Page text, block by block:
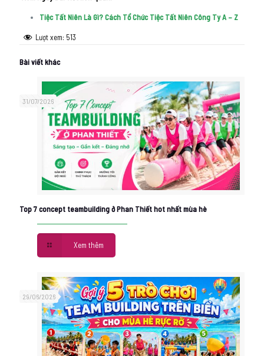
Tiệc Tất Niên Là Gì? Cách Tổ Chức Tiệc Tất Niên Công Ty A – Z
Lượt xem: 513
Bài viết khác
31/07/2026
Top 7 concept teambuilding ở Phan Thiết hot nhất mùa hè
Xem thêm
29/06/2026